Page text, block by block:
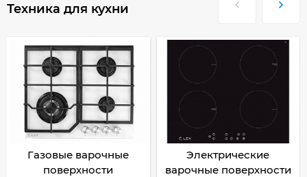
Техника для кухни
Газовые варочные
поверхности
Электрические
варочные поверхности